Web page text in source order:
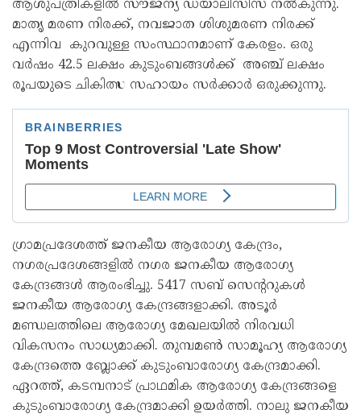
ആശുപത്രികളിൽ സൗജന്യ ഡയാലിസിസ് നൽകുന്നു.
മാതൃ മരണ നിരക്ക്, നവജാത ശിശുമരണ നിരക്ക്
എന്നിവ കുറവുള്ള സംസ്ഥാനമാണ് കേരളം. ഒരു
വർഷം 42.5 ലക്ഷം കുടുംബങ്ങൾക്ക് അഞ്ച് ലക്ഷം
രൂപയുടെ ചികിത്സ സഹായം സർക്കാർ ഒരുക്കുന്നു.
ഗ്രാമപ്രദേശത്ത് ജനകീയ ആരോഗ്യ കേന്ദ്രം,
നഗരപ്രദേശങ്ങളിൽ നഗര ജനകീയ ആരോഗ്യ
കേന്ദ്രങ്ങൾ ആരംഭിച്ചു. 5417 സബ് സെന്ററുകൾ
ജനകീയ ആരോഗ്യ കേന്ദ്രങ്ങളാക്കി. അടൂർ
മണ്ഡലത്തിലെ ആരോഗ്യ മേഖലയിൽ നിരവധി
വികസനം സാധ്യമാക്കി. തുമ്പമൺ സാമൂഹ്യ ആരോഗ്യ
കേന്ദ്രത്തെ ബ്ലോക്ക് കുടുംബാരോഗ്യ കേന്ദ്രമാക്കി.
ഏറത്ത്, കടമ്പനാട് പ്രാഥമിക ആരോഗ്യ കേന്ദ്രങ്ങളെ
കുടുംബാരോഗ്യ കേന്ദ്രമാക്കി ഉയർത്തി. നാലു ജനകീയ